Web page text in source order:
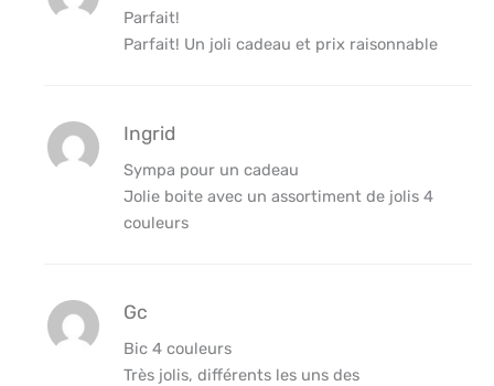
Parfait!
Parfait! Un joli cadeau et prix raisonnable
Ingrid
Sympa pour un cadeau
Jolie boite avec un assortiment de jolis 4
couleurs
Gc
Bic 4 couleurs
Très jolis, différents les uns des